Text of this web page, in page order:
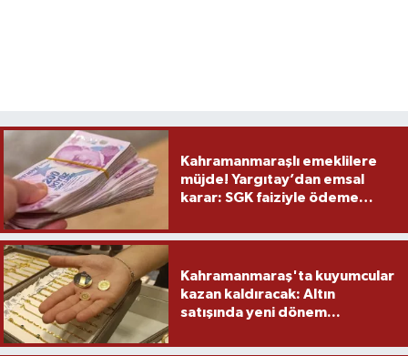
Kahramanmaraşlı emeklilere
müjde! Yargıtay’dan emsal
karar: SGK faiziyle ödeme
Kahramanmaraş'ta kuyumcular
kazan kaldıracak: Altın
satışında yeni dönem...